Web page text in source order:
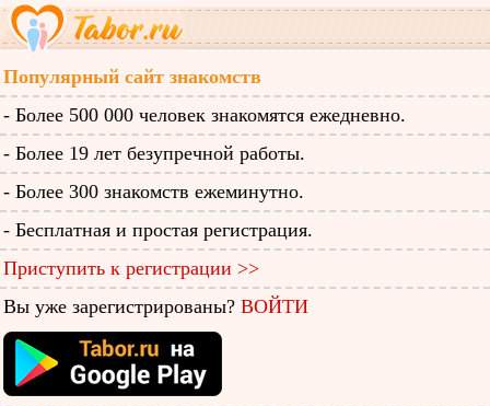
Популярный сайт знакомств
- Более 500 000 человек знакомятся ежедневно.
- Более 19 лет безупречной работы.
- Более 300 знакомств ежеминутно.
- Бесплатная и простая регистрация.
Приступить к регистрации >>
Вы уже зарегистрированы? ВОЙТИ